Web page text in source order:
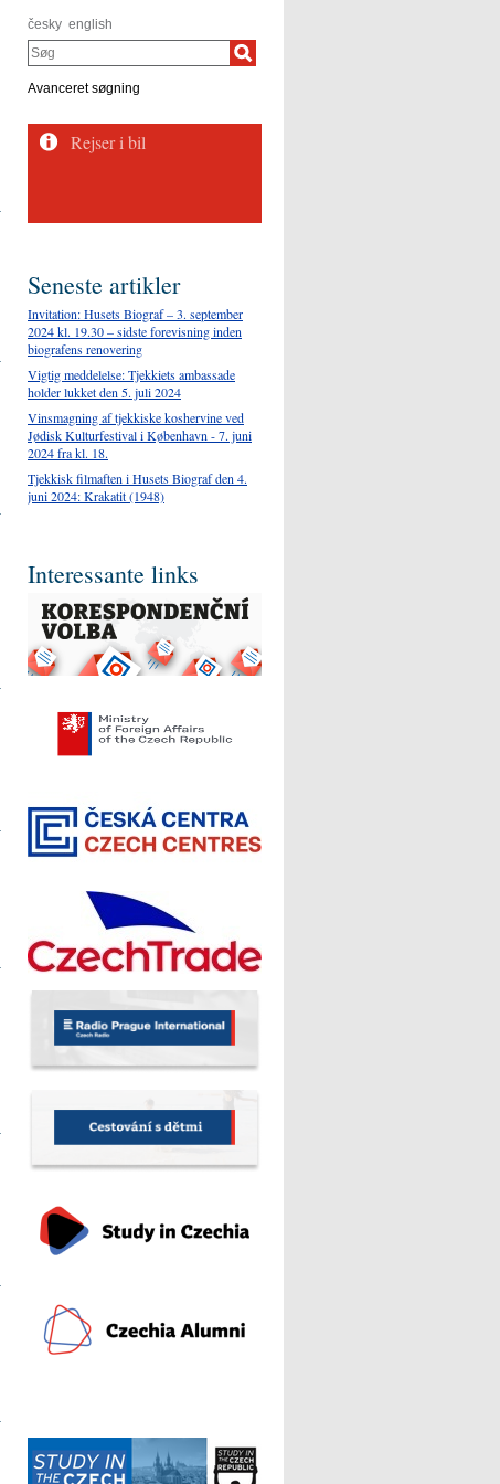
česky english
Søg
Avanceret søgning
Seneste artikler
Invitation: Husets Biograf – 3. september
2024 kl. 19.30 – sidste forevisning inden
biografens renovering
Vigtig meddelelse: Tjekkiets ambassade
holder lukket den 5. juli 2024
Vinsmagning af tjekkiske koshervine ved
Jødisk Kulturfestival i København - 7. juni
2024 fra kl. 18.
Tjekkisk filmaften i Husets Biograf den 4.
juni 2024: Krakatit (1948)
Interessante links